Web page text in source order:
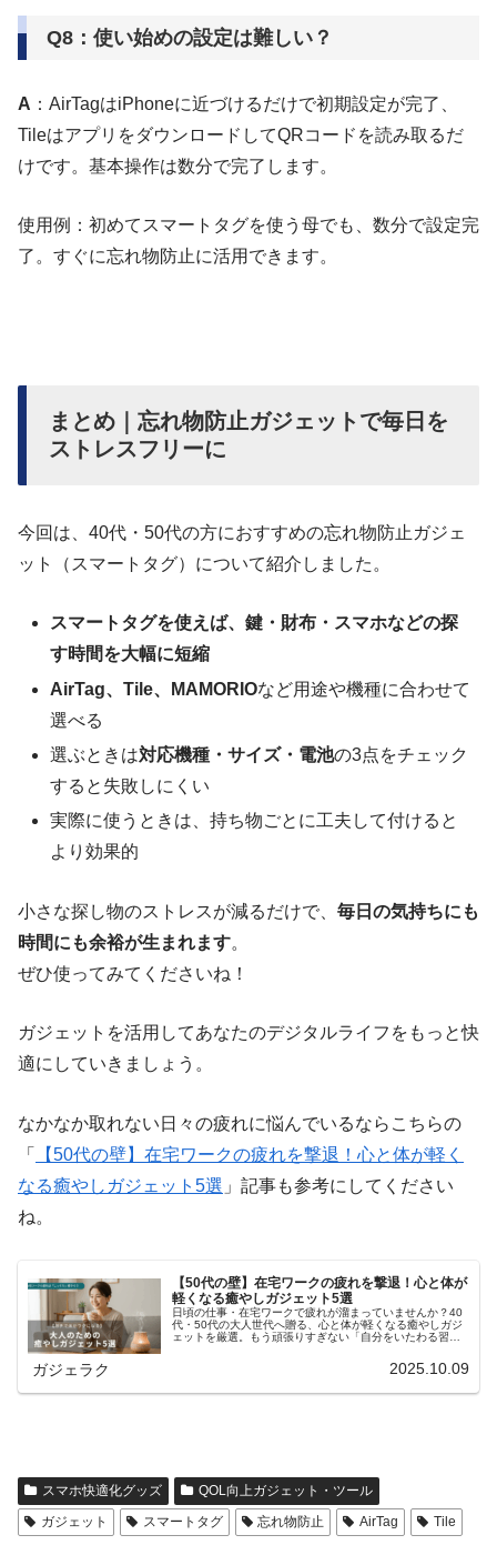
Q8：使い始めの設定は難しい？
A ：AirTagはiPhoneに近づけるだけで初期設定が完了、
TileはアプリをダウンロードしてQRコードを読み取るだ
けです。基本操作は数分で完了します。
使用例：初めてスマートタグを使う母でも、数分で設定完
了。すぐに忘れ物防止に活用できます。
まとめ｜忘れ物防止ガジェットで毎日を
ストレスフリーに
今回は、40代・50代の方におすすめの忘れ物防止ガジェ
ット（スマートタグ）について紹介しました。
スマートタグを使えば、鍵・財布・スマホなどの探
す時間を大幅に短縮
AirTag、Tile、MAMORIOなど用途や機種に合わせて
選べる
選ぶときは対応機種・サイズ・電池の3点をチェック
すると失敗しにくい
実際に使うときは、持ち物ごとに工夫して付けると
より効果的
小さな探し物のストレスが減るだけで、 毎日の気持ちにも
時間にも余裕が生まれます。
ぜひ使ってみてくださいね！
ガジェットを活用してあなたのデジタルライフをもっと快
適にしていきましょう。
なかなか取れない日々の疲れに悩んでいるならこちらの
「
【50代の壁】在宅ワークの疲れを撃退！心と体が軽く
なる癒やしガジェット5選 」記事も参考にしてください
ね。
【50代の壁】在宅ワークの疲れを撃退！心と体が
軽くなる癒やしガジェット5選
日頃の仕事・在宅ワークで疲れが溜まっていませんか？40
代・50代の大人世代へ贈る、心と体が軽くなる癒やしガジ
ェットを厳選。もう頑張りすぎない「自分をいたわる習
ガジェラク 2025.10.09
スマホ快適化グッズ
QOL向上ガジェット・ツール
ガジェット
スマートタグ 忘れ物防止 AirTag Tile